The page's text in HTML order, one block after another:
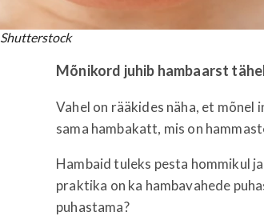
Shutterstock
Mõnikord juhib hambaarst
Vahel on rääkides näha, et mõnel
sama hambakatt, mis on
Hambaid tuleks pesta hommikul
praktika on ka hambavahede
puhastama?